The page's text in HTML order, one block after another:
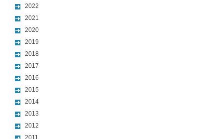
2022
2021
2020
2019
2018
2017
2016
2015
2014
2013
2012
2011